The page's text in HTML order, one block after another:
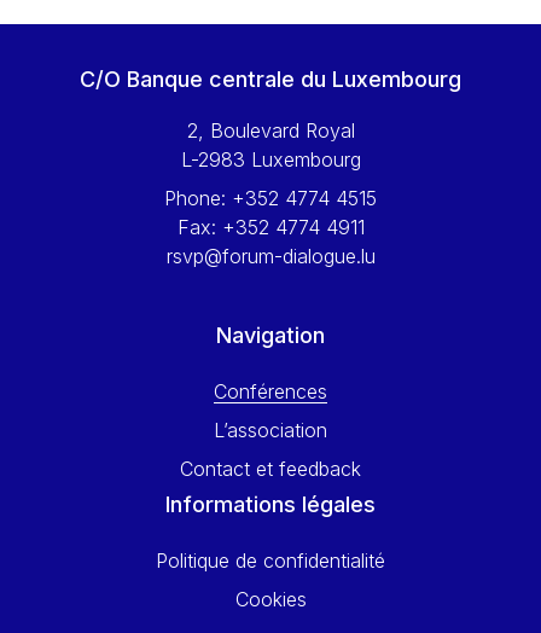
Walter Hagg
Wolfgang Ketterle
Yossi Beillin
Yves FRANCHET
C/O Banque centrale du Luxembourg
2, Boulevard Royal
L-2983 Luxembourg
Phone: +352 4774 4515
Fax: +352 4774 4911
rsvp@forum-dialogue.lu
Navigation
Conférences
L’association
Contact et feedback
Informations légales
Politique de confidentialité
Cookies